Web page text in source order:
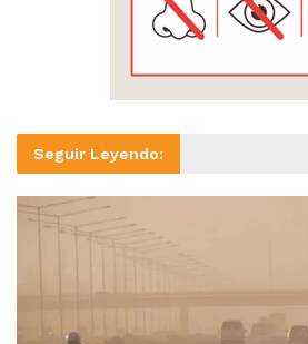
Seguir Leyendo: